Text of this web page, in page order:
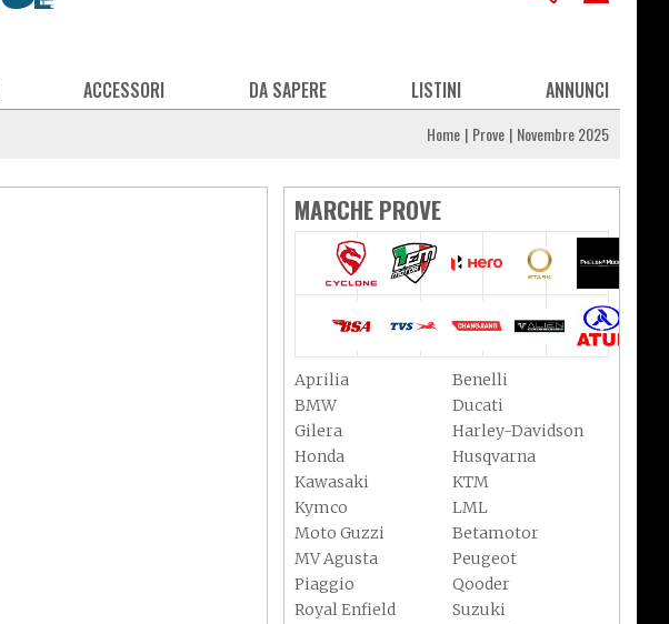
ACCESSORI DA SAPERE LISTINI ANNUNCI
Home Prove Novembre 2025
MARCHE PROVE
Aprilia
Benelli
BMW
Ducati
Gilera
Harley-Davidson
Honda
Husqvarna
Kawasaki
KTM
Kymco
LML
Moto Guzzi
Betamotor
MV Agusta
Peugeot
Piaggio
Qooder
Royal Enfield
Suzuki